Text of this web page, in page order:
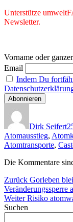
Unterstütze
Newsletter.
Vorname oder
Email
Indem Du
Dirk Seifert
Atomausstieg,
Atomtransporte,
Die Kommentare
Zurück Vorheriger
Beitrag:
Gorleben
Veränderungssperre
Weiter Nächster
Beitrag:
Risiko
Suchen